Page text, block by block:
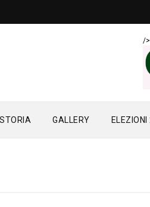
/>
GALLERY